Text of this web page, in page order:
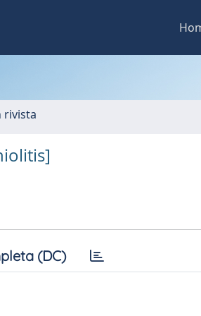
rivista
(DC)